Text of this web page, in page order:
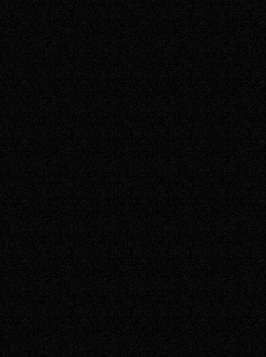
刑事訴訟自救
指南！